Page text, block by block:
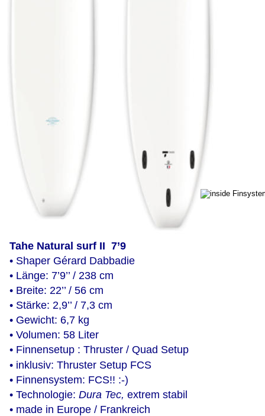
Tahe Natural surf II  7’9
• Shaper Gérard Dabbadie
• Länge: 7’9’’ / 238 cm
• Breite: 22’’ / 56 cm
• Stärke: 2,9’’ / 7,3 cm
• Gewicht: 6,7 kg
• Volumen: 58 Liter
• Finnensetup : Thruster / Quad Setup
• inklusiv: Thruster Setup FCS
• Finnensystem: FCS!! :-)
• Technologie: Dura Tec, extrem stabil
• made in Europe / Frankreich